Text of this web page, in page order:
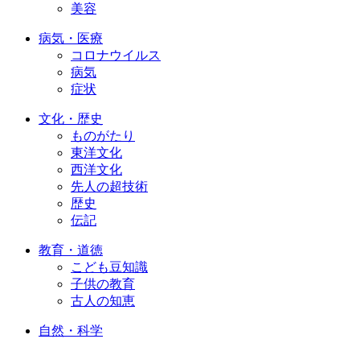
美容
病気・医療
コロナウイルス
病気
症状
文化・歴史
ものがたり
東洋文化
西洋文化
先人の超技術
歴史
伝記
教育・道徳
こども豆知識
子供の教育
古人の知恵
自然・科学